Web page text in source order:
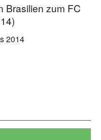
Brasilien zum FC
2014